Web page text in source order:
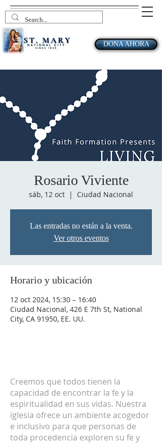
DONA AHORA
Rosario Viviente
sáb, 12 oct
  |
Ciudad Nacional
Las entradas no están a la venta.
Ver otros eventos
Horario y ubicación
12 oct 2024, 15:30 – 16:40
Ciudad Nacional, 426 E 7th St, National
City, CA 91950, EE. UU.
Creemos que todos tienen la
capacidad de encontrar la fe y la
espiritualidad en sus vidas. Nuestra
iglesia ofrece un ambiente acogedor
e inclusivo para que personas de
toda procedencia exploren su fe y